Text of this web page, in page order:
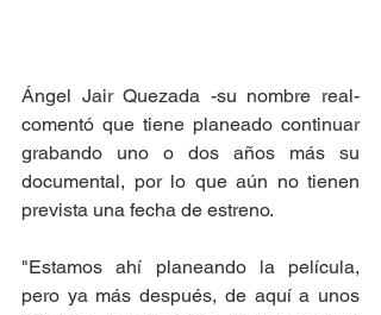
​Ángel Jair Quezada -su nombre real-
comentó que tiene planeado continuar
grabando uno o dos años más su
documental, por lo que aún no tienen
prevista una fecha de estreno.
"Estamos ahí planeando la película,
pero ya más después, de aquí a unos